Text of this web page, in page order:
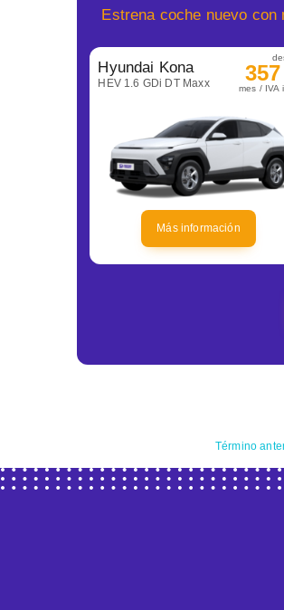
Estrena coche nuevo con
Hyundai Kona
HEV 1.6 GDi DT Maxx mes / IVA
Más información
Término